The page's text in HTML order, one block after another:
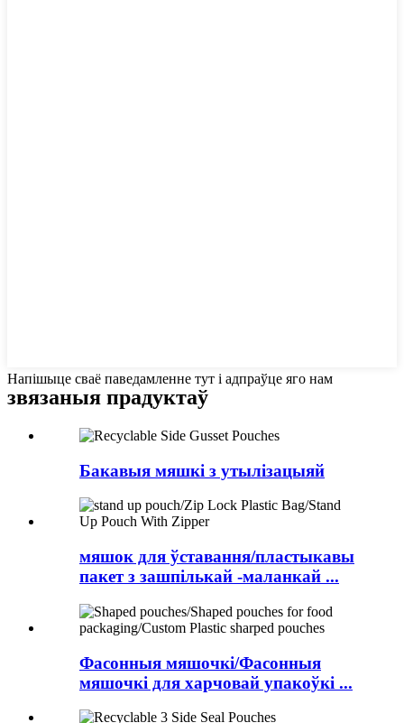
Напішыце сваё паведамленне тут і адпраўце яго нам
звязаныя прадуктаў
Бакавыя мяшкі з утылізацыяй
мяшок для ўставання/пластыкавы
пакет з зашпількай -маланкай ...
Фасонныя мяшочкі/Фасонныя
мяшочкі для харчовай упакоўкі ...